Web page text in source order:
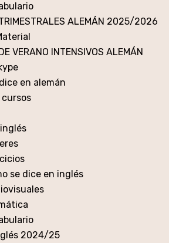
ALEMÁN 2025/2026
VERANO INTENSIVOS ALEMÁN
en alemán
cursos
se dice en inglés
2024/25